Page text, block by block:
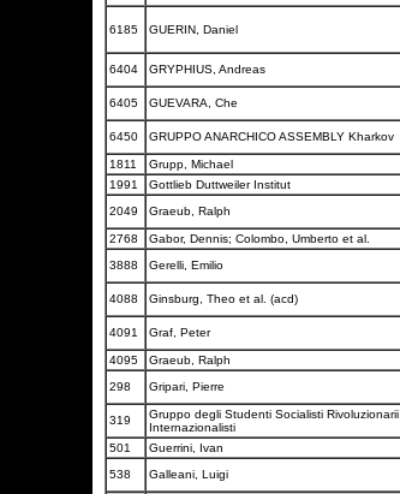
6185 GUERIN, Daniel
6404
GRYPHIUS, Andreas
6405 GUEVARA, Che
6450
GRUPPO ANARCHICO ASSEMBLY Kharkov
1811
Grupp, Michael
1991
Gottlieb Duttweiler Institut
2049
Graeub, Ralph
2768 Gabor, Dennis; Colombo, Umberto et al.
3888
Gerelli, Emilio
4088 Ginsburg, Theo et al. (acd)
4091 Graf, Peter
4095 Graeub, Ralph
298
Gripari, Pierre
319
Gruppo degli Studenti Socialisti Rivoluzionarii
Internazionalisti
501 Guerrini, Ivan
538
Galleani, Luigi